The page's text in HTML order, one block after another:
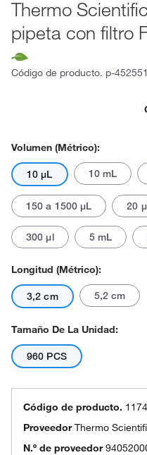
Thermo
pipeta con filtro
Código de producto. p-
Volumen (métrico):
10 μL 10 mL
150 a 1500 μL 20
300 μl 5 mL
Longitud (métrico):
3,2 cm 5,2 cm
Tamaño De La Unidad:
960 PCS
Código de producto.
ProveedorThermo
N.º de proveedor